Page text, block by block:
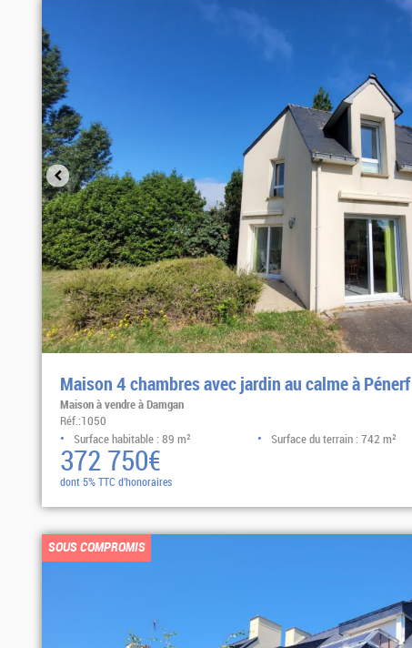
Maison 4 chambres avec jardin au calme à Pénerf
Maison à vendre à Damgan
Réf.:1050
Surface habitable : 89 m²
Surface du terrain : 742 m²
372 750€
dont 5% TTC d'honoraires
EXCLUSIVITÉ
SOUS COMPROMIS